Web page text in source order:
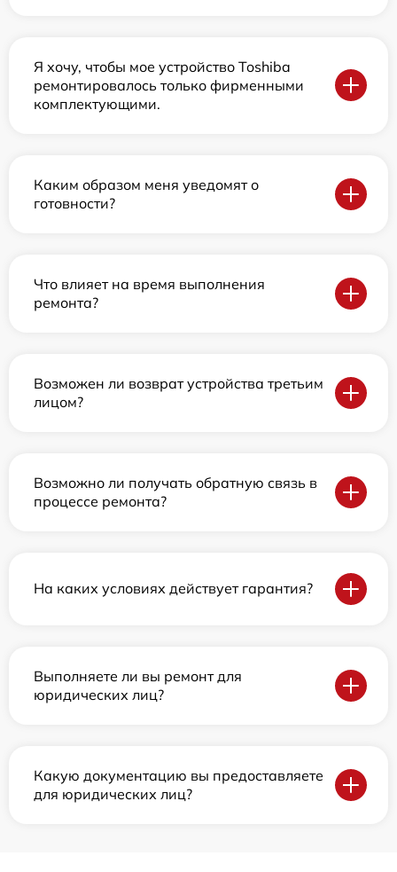
Я хочу, чтобы мое устройство Toshiba
ремонтировалось только фирменными
комплектующими.
Каким образом меня уведомят о
готовности?
Что влияет на время выполнения
ремонта?
Возможен ли возврат устройства третьим
лицом?
Возможно ли получать обратную связь в
процессе ремонта?
На каких условиях действует гарантия?
Выполняете ли вы ремонт для
юридических лиц?
Какую документацию вы предоставляете
для юридических лиц?